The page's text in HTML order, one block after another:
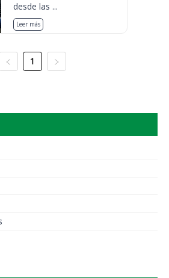
desde las ...
Leer más
1